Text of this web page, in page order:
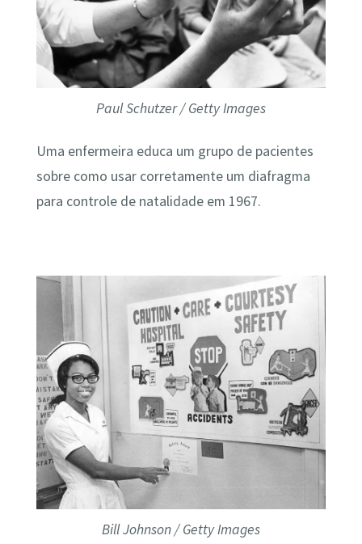
Paul Schutzer / Getty Images
Uma enfermeira educa um grupo de pacientes
sobre como usar corretamente um diafragma
para controle de natalidade em 1967.
Bill Johnson / Getty Images